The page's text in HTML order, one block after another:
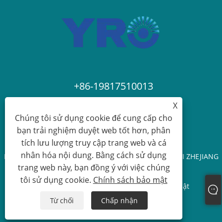
+86-19817510013
Bản quyền © 2024 CÔNG TY TNHH NĂNG LƯỢNG MỚI ZHEJIANG
YRO. Mọi quyền được bảo lưu.
Sitemap RSS XML Chính sách bảo mật
X
Chúng tôi sử dụng cookie để cung cấp cho
bạn trải nghiệm duyệt web tốt hơn, phân
tích lưu lượng truy cập trang web và cá
nhân hóa nội dung. Bằng cách sử dụng
trang web này, bạn đồng ý với việc chúng
tôi sử dụng cookie. Chính sách bảo mật
Từ chối Chấp nhận